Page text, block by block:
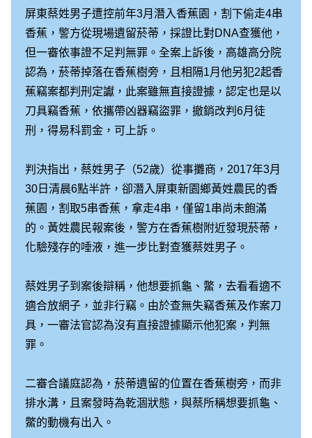
屏東蔡姓男子遭控前年3月潛入香蕉園，割下偷走4串
香蕉，警方從現場遺留菸蒂，採證比對DNA查獲他，
但一審依事證不足判無罪。全案上訴後，高雄高分院
認為，菸蒂掉落在香蕉樹旁，且相隔1月他另犯2起香
蕉竊案都判刑定讞，此案雖無直接證據，認定也是以
刀具竊香蕉，依攜帶凶器竊盜罪，撤銷改判6月徒
刑，得易科罰金，可上訴。
判決指出，蔡姓男子（52歲）從事攤商，2017年3月
30日清晨6點半許，卻潛入屏東新園鄉黃姓農民的香
蕉園，割取5串香蕉，拿走4串，僅留1串尚未飽滿
的。黃姓農民報案後，警方在香蕉樹附近發現菸蒂，
化驗殘存的唾液，進一步比對查獲蔡姓男子。
蔡姓男子到案後辯稱，他想要抓龜、鱉，去看看適不
適合放網子，並非行竊。由於查無失竊香蕉及作案刀
具，一審法官認為沒有直接證據顯示他犯案，判無
罪。
二審合議庭認為，菸蒂遺留的位置在香蕉樹旁，而非
排水溝，且案發時為乾涸狀態，與蔡所稱想要抓龜、
鱉的動機有出入。